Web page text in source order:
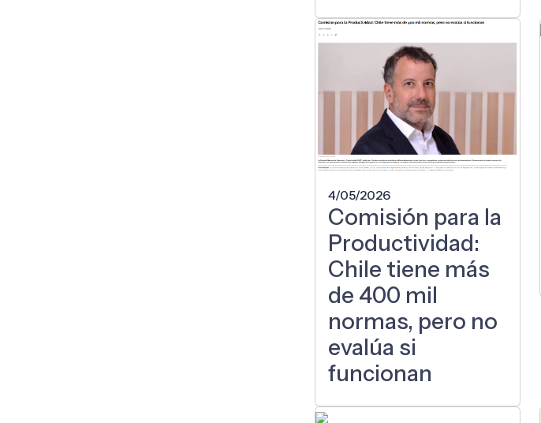
4/05/2026
Comisión para la
Productividad:
Chile tiene más
de 400 mil
normas, pero no
evalúa si
funcionan